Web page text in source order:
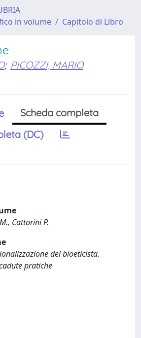
in volume
Capitolo di Libro
; PICOZZI, MARIO
Scheda completa
(DC)
Cattorini P.
del bioeticista.
pratiche